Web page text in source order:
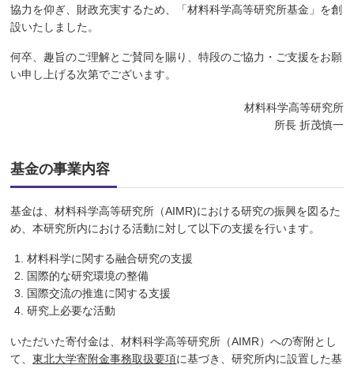
協力を仰ぎ、財政充実するため、「材料科学高等研究所基金」を創
設いたしました。
何卒、趣旨のご理解とご賛同を賜り、特段のご協力・ご支援をお願
い申し上げる次第でございます。
材料科学高等研究所
所長 折茂慎一
基金の事業内容
基金は、材料科学高等研究所（AIMR)における研究の振興を図るた
め、本研究所内における活動に対して以下の支援を行います。
材料科学に関する融合研究の支援
国際的な研究環境の整備
国際交流の推進に関する支援
研究上必要な活動
いただいた寄付金は、材料科学高等研究所（AIMR）への寄附とし
て、東北大学寄附金事務取扱要項に基づき、研究所内に設置した基